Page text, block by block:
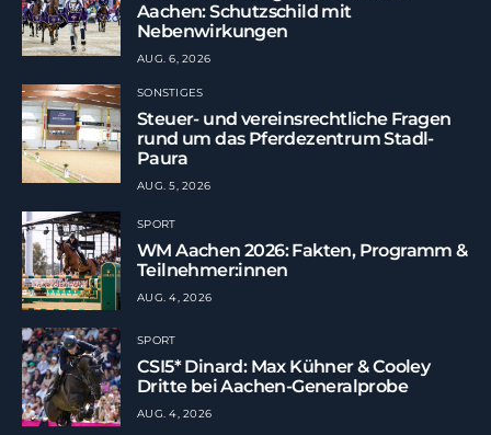
Aachen: Schutzschild mit
Nebenwirkungen
AUG. 6, 2026
SONSTIGES
Steuer- und vereinsrechtliche Fragen
rund um das Pferdezentrum Stadl-
Paura
AUG. 5, 2026
SPORT
WM Aachen 2026: Fakten, Programm &
Teilnehmer:innen
AUG. 4, 2026
SPORT
CSI5* Dinard: Max Kühner & Cooley
Dritte bei Aachen-Generalprobe
AUG. 4, 2026